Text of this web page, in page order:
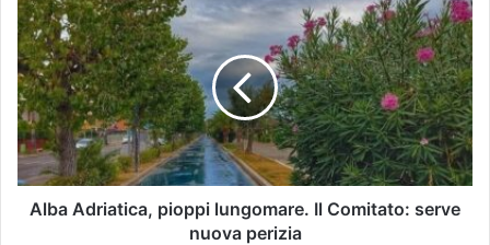
Alba Adriatica, pioppi lungomare. Il Comitato: serve
nuova perizia